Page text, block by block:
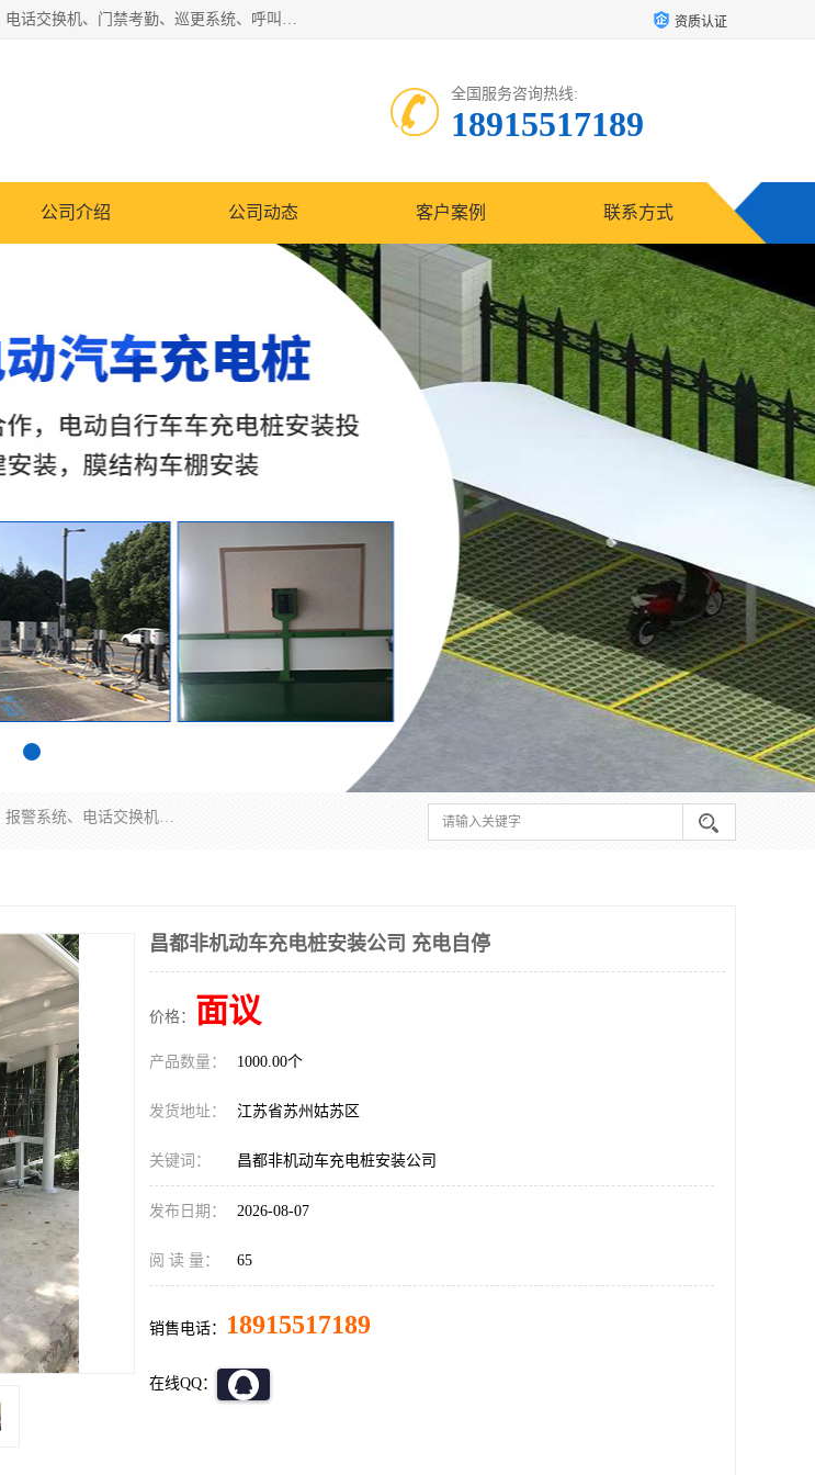
苏州迈凯隆系统集成科技有限公司电话: 联系人:马杰森 销售安装视频监控、报警系统、电话交换机、门禁考勤、巡更系统、呼叫对讲系统、停车场道闸、智能家居、广播系统、综合布线、办公设备、电子商务软件、网络工程、酒店门锁系列 系统集成、VOD视频点播、LED显示屏、节能产品、USP电源、收银机等弱电及智能化项目。 资质认证
全国服务咨询热线:
18915517189
公司介绍 公司动态 客户案例 联系方式
苏州迈凯隆系统集成科技有限公司电话: 联系人:马杰森 销售安装视频监控、报警系统、电话交换机、门禁考勤、巡更系统、呼叫对讲系统、停车场道闸、智能家居、广播系统、综合布线、办公设备、电子商务软件、网络工程、酒店门锁系列 系统集成、VOD视频点播、LED显示屏、节能产品、USP电源、收银机等弱电及智能化项目。
昌都非机动车充电桩安装公司 充电自停
价格： 面议
产品数量： 1000.00个
发货地址： 江苏省苏州姑苏区
关键词： 昌都非机动车充电桩安装公司
发布日期： 2026-08-07
阅 读 量： 65
销售电话： 18915517189
在线QQ：